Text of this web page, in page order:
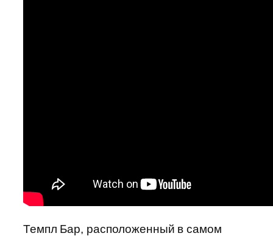
Темпл Бар, расположенный в самом